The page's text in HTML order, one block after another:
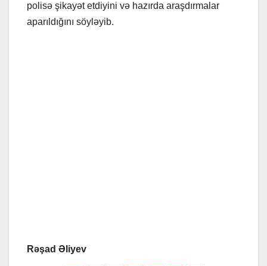
polisə şikayət etdiyini və hazırda araşdırmalar
aparıldığını söyləyib.
Rəşad Əliyev